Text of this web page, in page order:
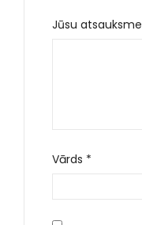
Jūsu atsauksme
Vārds *